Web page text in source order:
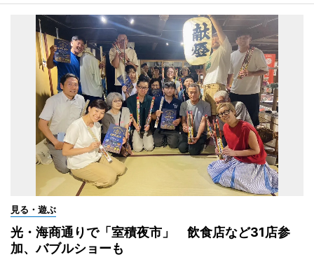
見る・遊ぶ
光・海商通りで「室積夜市」 飲食店など31店参
加、バブルショーも